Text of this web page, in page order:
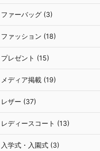
ファーバッグ (3)
ファッション (18)
プレゼント (15)
メディア掲載 (19)
レザー (37)
レディースコート (13)
入学式・入園式 (3)